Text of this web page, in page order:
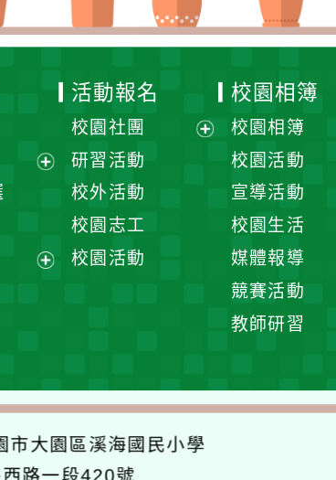
單
活動報名
校園社團
研習活動
校外活動
校園志工
校園活動
校園相簿
校園相簿
校園活動
宣導活動
校園生活
媒體報導
競賽活動
教師研習
市大園區溪海國民小學
路一段420號